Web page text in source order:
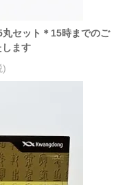
セット＊15時までのご
ます
)